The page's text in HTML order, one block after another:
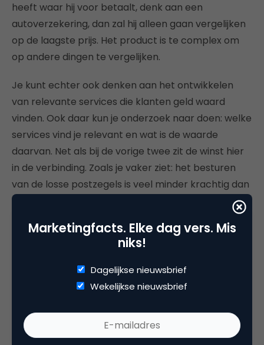
heeft waar hij voor betaalt, denk aan een
autoverzekering, dan zal hij alleen gaan vergelijken
op de laagste prijs. Het product is te complex om
op andere dingen te vergelijken.
Je kunt echter ook denken aan het ontwikkelen
van relevante services die klanten geld waard
vinden. Ook daar kun je onderzoek naar doen: welke
services vind je relevant en wat is de waarde
daarvan. Net als bij de vorige twee zit de winst hier
in de verbinding. Zoals je vaker ziet: het besturen
van de losse postzegels is veel minder krachtig dan
wanneer je steeds het hele postzegel vel voor ogen
5 tips om aan de slag te gaan
Meet welke service-elementen klanten echt
Vertaal de merkwaarden naar de service en
Marketingfacts. Elke dag vers. Mis
niks!
Dagelijkse nieuwsbrief
Wekelijkse nieuwsbrief